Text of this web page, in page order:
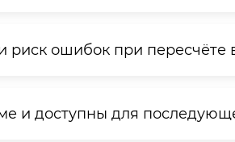
ошибок при пересчёте
и доступны для